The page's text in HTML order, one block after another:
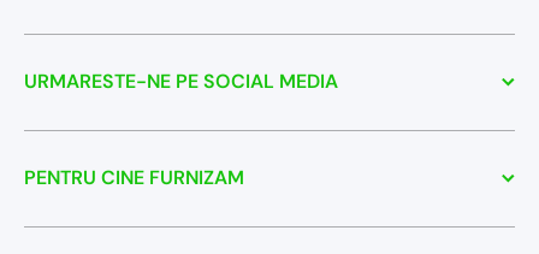
URMARESTE-NE PE SOCIAL MEDIA
PENTRU CINE FURNIZAM